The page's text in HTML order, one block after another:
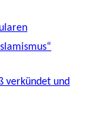
verkündet und